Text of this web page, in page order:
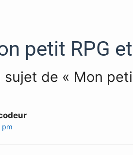
petit RPG
sujet de « Mon
pm